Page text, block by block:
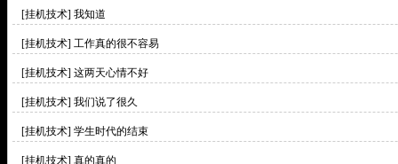
[挂机技术] 我知道
[挂机技术] 工作真的很不容易
[挂机技术] 这两天心情不好
[挂机技术] 我们说了很久
[挂机技术] 学生时代的结束
[挂机技术] 真的真的